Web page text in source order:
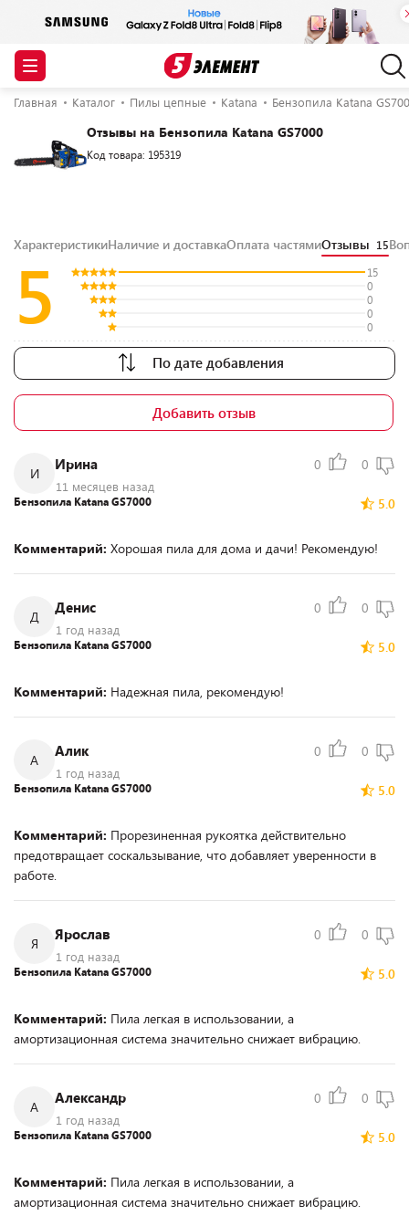
Главная Каталог Пилы цепные Katana Бензопила Katana
Отзывы на Бензопила Katana GS7000
Код товара: 195319
ХарактеристикиНаличие и доставкаОплата частямиОтзывы 15
5
15
0
0
0
0
По дате добавления
Добавить отзыв
И
Ирина
11 месяцев назад
0 0
5.0
Бензопила Katana GS7000
Комментарий: Хорошая пила для дома и дачи! Рекомендую!
Д
Денис
1 год назад
0 0
5.0
Бензопила Katana GS7000
Комментарий: Надежная пила, рекомендую!
А
Алик
1 год назад
0 0
5.0
Бензопила Katana GS7000
Комментарий: Прорезиненная рукоятка действительно
предотвращает соскальзывание, что добавляет уверенности в
работе.
Я
Ярослав
1 год назад
0 0
5.0
Бензопила Katana GS7000
Комментарий: Пила легкая в использовании, а
амортизационная система значительно снижает вибрацию.
А
Александр
1 год назад
0 0
5.0
Бензопила Katana GS7000
Комментарий: Пила легкая в использовании, а
амортизационная система значительно снижает вибрацию.